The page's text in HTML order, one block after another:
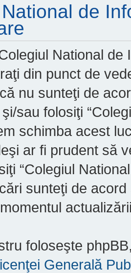
de
National de
din punct de
nu sunteţi de
sau folosiţi
schimba acest
ar fi prudent să
“Colegiul
sunteţi de
foloseşte
Generală